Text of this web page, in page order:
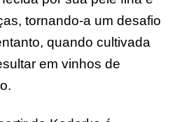
tornando-a um desafio
quando cultivada
em vinhos de